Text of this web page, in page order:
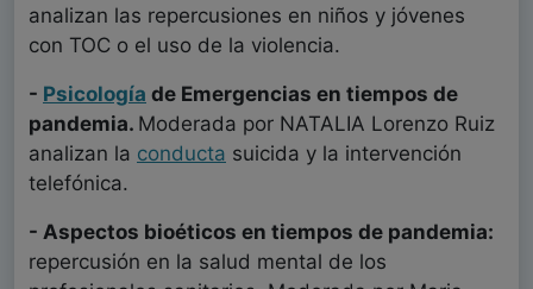
analizan las repercusiones en niños y jóvenes
con TOC o el uso de la violencia.
- Psicología de Emergencias en tiempos de
pandemia. Moderada por NATALIA Lorenzo Ruiz
analizan la conducta suicida y la intervención
telefónica.
- Aspectos bioéticos en tiempos de pandemia:
repercusión en la salud mental de los